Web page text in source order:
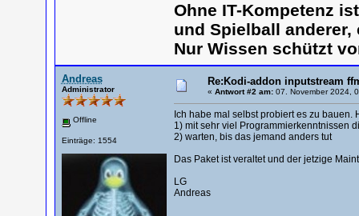
Ohne IT-Kompetenz
und Spielball anderer,
Nur Wissen schützt
Andreas
Administrator
Offline
Einträge: 1554
Re:Kodi-addon inputstream
« Antwort #2 am:07. November 2024,
Ich habe mal selbst probiert es zu
1) mit sehr viel Programmierkenntnissen
2) warten, bis das jemand anders tut
Das Paket ist veraltet und der jetzige
LG
Andreas